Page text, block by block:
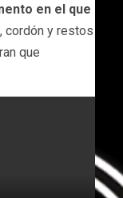
en el que
cordón y restos
que